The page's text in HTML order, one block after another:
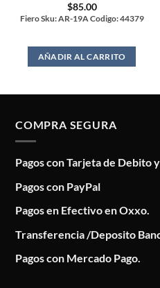
$85.00
Fiero Sku: AR-19A Codigo: 44379
AÑADIR AL CARRITO
COMPRA SEGURA
Pagos con Tarjeta de Debito
Pagos con PayPal
Pagos en Efectivo en Oxxo.
Transferencia /Deposito
Pagos con Mercado Pago.